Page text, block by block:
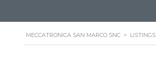
MECCATRONICA SAN MARCO SNC > LISTINGS